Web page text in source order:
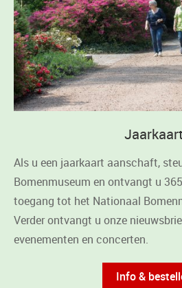
Jaarkaart
Als u een jaarkaart aanschaft,
Bomenmuseum en ontvangt u
toegang tot het Nationaal
Verder ontvangt u onze
evenementen en concerten.
Info &